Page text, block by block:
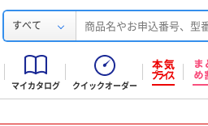
すべて
マイカタログ クイックオーダー